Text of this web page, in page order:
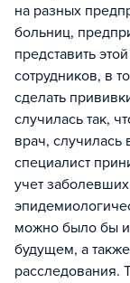
на разных
больниц,
представить
сотрудников, в
сделать
случилась так,
врач,
специалист
учет
можно было бы
будущем, а
расследования.